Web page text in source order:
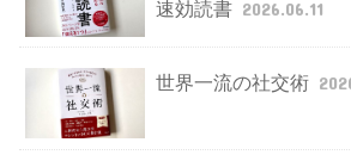
速効読書 2026.06.11
世界一流の社交術